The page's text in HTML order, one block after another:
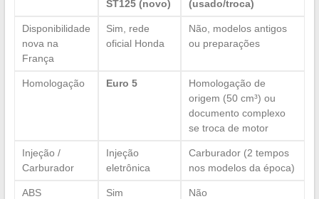
ST125 (novo)
(usado/troca)
Disponibilidade
nova na
França
Sim, rede
oficial Honda
Não, modelos antigos
ou preparações
Homologação Euro 5
Homologação de
origem (50 cm³) ou
documento complexo
se troca de motor
Injeção /
Carburador
Injeção
eletrônica
Carburador (2 tempos
nos modelos da época)
ABS Sim Não